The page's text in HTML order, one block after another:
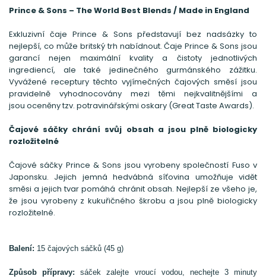
Prince & Sons – The World Best Blends / Made in England
Exkluzivní čaje Prince & Sons představují bez nadsázky to
nejlepší, co může britský trh nabídnout. Čaje Prince & Sons jsou
garancí nejen maximální kvality a čistoty jednotlivých
ingrediencí, ale také jedinečného gurmánského zážitku.
Vyvážené receptury těchto vyjímečných čajových směsí jsou
pravidelně vyhodnocovány mezi těmi nejkvalitnějšími a
jsou oceněny tzv. potravinářskými oskary (Great Taste Awards).
Čajové sáčky chrání svůj obsah a jsou plně biologicky
rozložitelné
Čajové sáčky Prince & Sons jsou vyrobeny společností Fuso v
Japonsku. Jejich jemná hedvábná síťovina umožňuje vidět
směsi a jejich tvar pomáhá chránit obsah. Nejlepší ze všeho je,
že jsou vyrobeny z kukuřičného škrobu a jsou plně biologicky
rozložitelné.
Balení: 15 čajových sáčků (45 g)
Způsob přípravy: sáček zalejte vroucí vodou, nechejte 3 minuty